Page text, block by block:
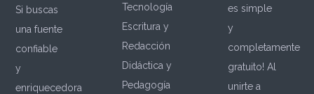
Si buscas
una fuente
confiable
y
enriquecedora
Tecnología
Escritura y
Redacción
Didáctica y
Pedagogía
es simple
y
completamente
gratuito! Al
unirte a